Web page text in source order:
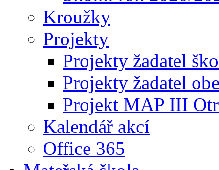
Kroužky
Projekty
Projekty žadatel
Projekty žadatel
Projekt MAP III
Kalendář akcí
Office 365